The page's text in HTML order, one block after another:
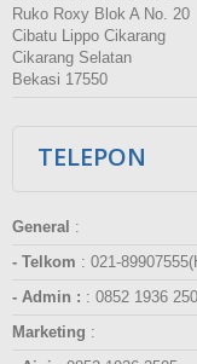
Ruko Roxy Blok A No. 20
Cibatu Lippo Cikarang
Cikarang Selatan
Bekasi 17550
TELEPON
General :
- Telkom : 021-
- Admin : : 0852 1936
Marketing :